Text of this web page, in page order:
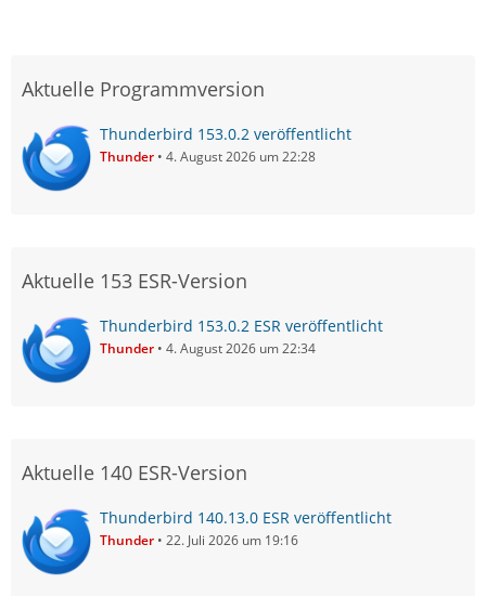
Aktuelle Programmversion
Thunderbird 153.0.2 veröffentlicht
Thunder 4. August 2026 um 22:28
Aktuelle 153 ESR-Version
Thunderbird 153.0.2 ESR veröffentlicht
Thunder 4. August 2026 um 22:34
Aktuelle 140 ESR-Version
Thunderbird 140.13.0 ESR veröffentlicht
Thunder 22. Juli 2026 um 19:16